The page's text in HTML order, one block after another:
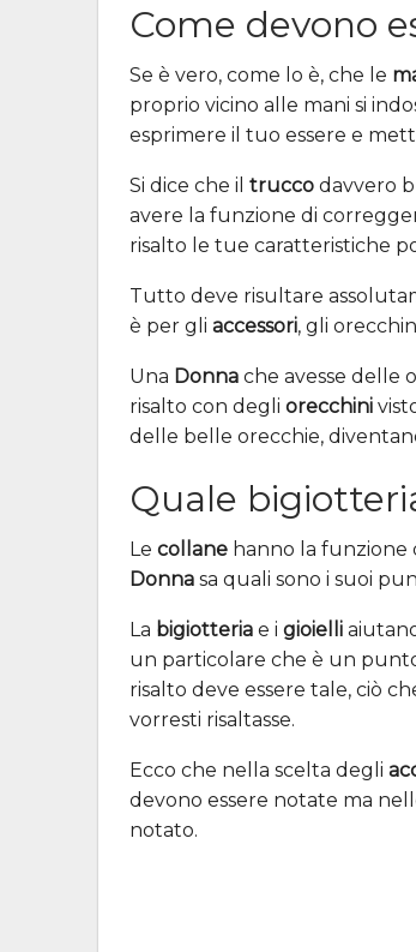
Come devono
Se è vero, come lo è, che le
proprio vicino alle mani si
esprimere il tuo essere e
Si dice che il trucco davvero
avere la funzione di
risalto le tue caratteristiche
Tutto deve risultare
è per gli accessori, gli
Una Donna che avesse delle
risalto con degli orecchini
delle belle orecchie,
Quale
Le collane hanno la funzione
Donna sa quali sono i suoi
La bigiotteria e i gioielli
un particolare che è un
risalto deve essere tale, ciò
vorresti risaltasse.
Ecco che nella scelta degli
devono essere notate ma
notato.